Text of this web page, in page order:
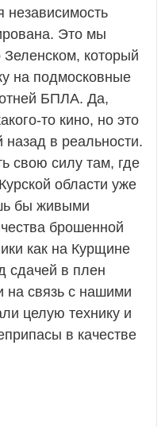
независимость
Это мы
который
на подмосковные
БПЛА. Да,
то кино, но это
в реальности.
свою силу там, где
области уже
бы живыми
брошенной
как на Курщине
сдачей в плен
на связь с нашими
целую технику и
в качестве